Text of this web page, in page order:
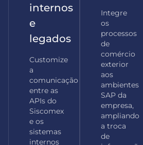
internos
e
legados
Customize
a
comunicação
entre as
APIs do
Siscomex
e os
sistemas
internos
Integre
os
processos
de
comércio
exterior
aos
ambientes
SAP da
empresa,
ampliando
a troca
de